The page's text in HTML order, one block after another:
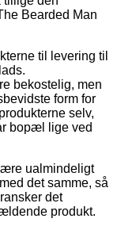
Bearded Man
til levering til
bekostelig, men
form for
selv,
bopæl lige ved
ualmindeligt
det samme, så
det
produkt.